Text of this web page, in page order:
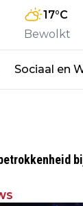
17°C
Bewolkt
Sociaal en